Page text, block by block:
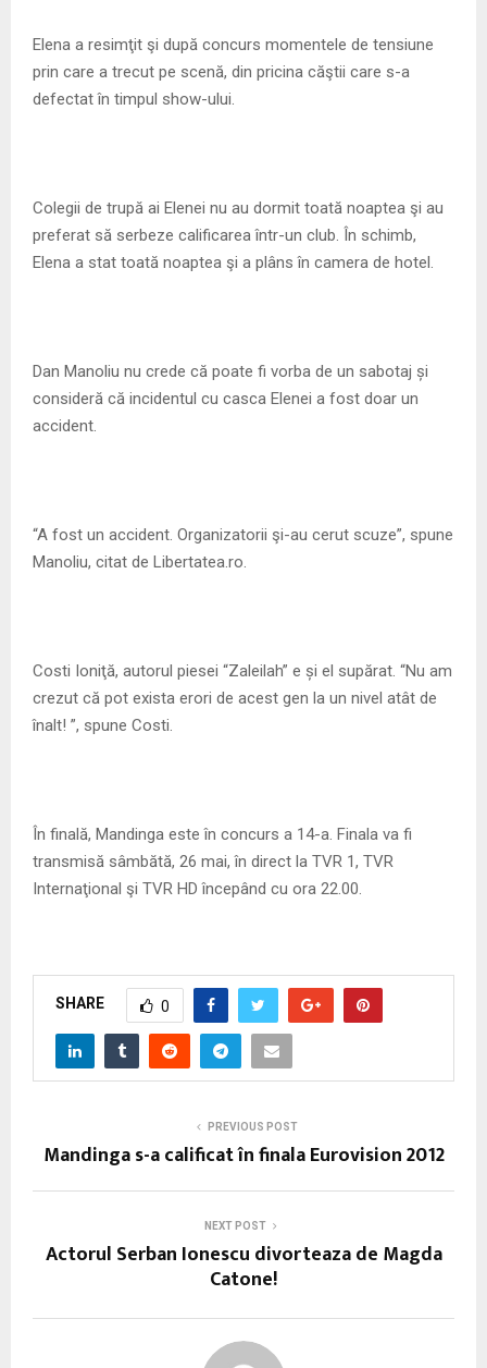
E
Elena a resimţit şi după concurs momentele de tensiune
prin care a trecut pe scenă, din pricina căştii care s-a
defectat în timpul show-ului.
Colegii de trupă ai Elenei nu au dormit toată noaptea şi au
preferat să serbeze calificarea într-un club. În schimb,
Elena a stat toată noaptea şi a plâns în camera de hotel.
Dan Manoliu nu crede că poate fi vorba de un sabotaj și
consideră că incidentul cu casca Elenei a fost doar un
accident.
“A fost un accident. Organizatorii şi-au cerut scuze”, spune
Manoliu, citat de Libertatea.ro.
Costi Ioniţă, autorul piesei “Zaleilah” e și el supărat. “Nu am
crezut că pot exista erori de acest gen la un nivel atât de
înalt! ”, spune Costi.
În finală, Mandinga este în concurs a 14-a. Finala va fi
transmisă sâmbătă, 26 mai, în direct la TVR 1, TVR
Internaţional şi TVR HD începând cu ora 22.00.
SHARE 0
PREVIOUS POST
Mandinga s-a calificat în finala Eurovision 2012
NEXT POST
Actorul Serban Ionescu divorteaza de Magda
Catone!